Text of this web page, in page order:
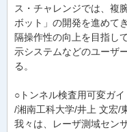
ス・チャレンジでは、複
ボット」の開発を進めて
隔操作性の向上を目指し
示システムなどのユーザ
る。
○トンネル検査用可変ガ
/湘南工科大学/井上 文宏/
我々は、レーザ測域セン